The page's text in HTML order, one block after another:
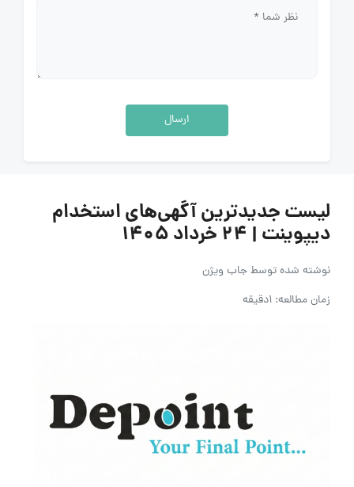
ارسال
لیست جدیدترین آگهی‌های استخدام
دیپوینت | ۲۴ خرداد ۱۴۰۵
نوشته شده توسطجاب ویژن
زمان مطالعه: 1دقیقه